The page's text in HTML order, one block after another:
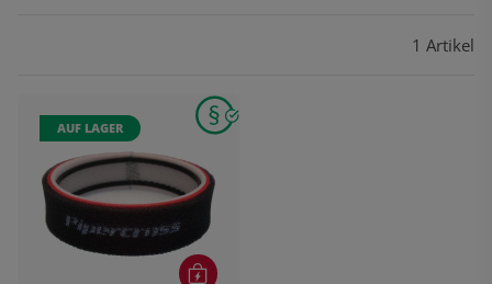
1 Artikel
AUF LAGER